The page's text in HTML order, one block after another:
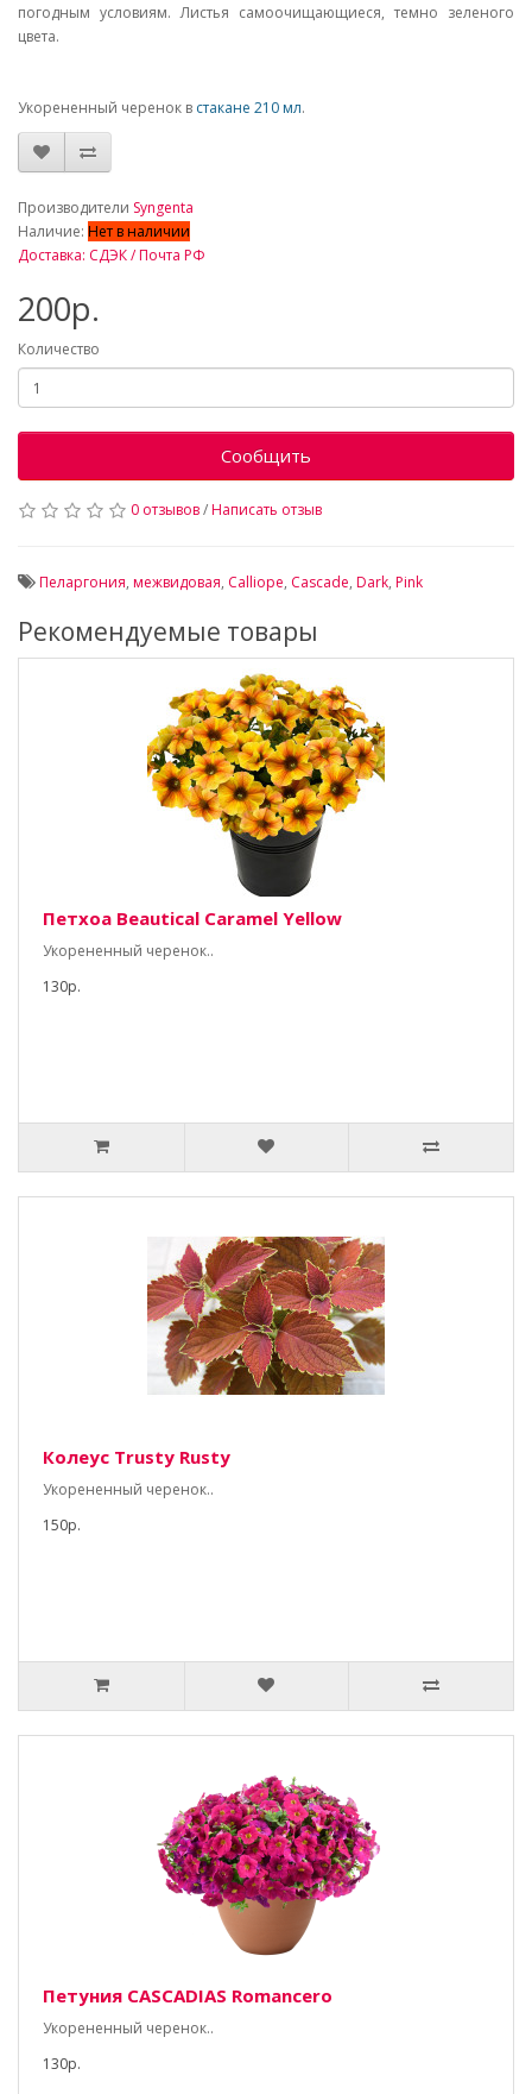
погодным условиям. Листья самоочищающиеся, темно зеленого
цвета.
Укорененный черенок в стакане 210 мл.
Производители Syngenta
Наличие: Нет в наличии
Доставка: СДЭК / Почта РФ
200р.
Количество
Сообщить
0 отзывов/Написать отзыв
Пеларгония, межвидовая, Calliope, Cascade, Dark, Pink
Рекомендуемые товары
Петхоа Beautical Caramel Yellow
Укорененный черенок..
130р.
Колеус Trusty Rusty
Укорененный черенок..
150р.
Петуния CASCADIAS Romancero
Укорененный черенок..
130р.